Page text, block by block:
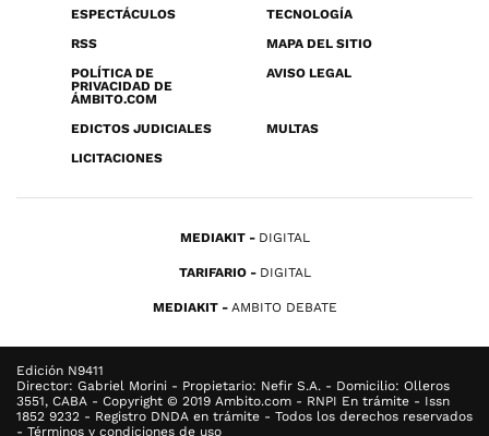
ESPECTÁCULOS
TECNOLOGÍA
RSS
MAPA DEL SITIO
POLÍTICA DE
PRIVACIDAD DE
ÁMBITO.COM
AVISO LEGAL
EDICTOS JUDICIALES
MULTAS
LICITACIONES
MEDIAKIT DIGITAL
TARIFARIO DIGITAL
MEDIAKIT AMBITO DEBATE
Edición N9411
Director: Gabriel Morini - Propietario: Nefir S.A. - Domicilio: Olleros
3551, CABA - Copyright © 2019 Ambito.com - RNPI En trámite - Issn
1852 9232 - Registro DNDA en trámite - Todos los derechos reservados
- Términos y condiciones de uso